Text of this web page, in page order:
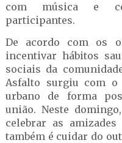
com música e
participantes.
De acordo com os
incentivar hábitos
sociais da
Asfalto surgiu com
urbano de forma
união. Neste
celebrar as
também é cuidar do